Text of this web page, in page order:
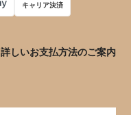
キャリア決済
詳しいお支払方法のご案内